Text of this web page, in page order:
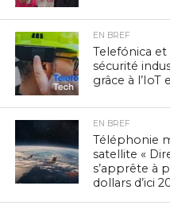
EN BREF
Telefónica
sécurité
grâce à l’IoT
EN BREF
Téléphonie
satellite «
s’apprête à
dollars d’ici